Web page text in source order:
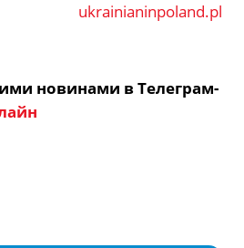
ukrainianinpoland.pl
новинами в Телеграм-